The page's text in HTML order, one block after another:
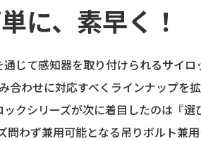
に、素早く！
じて感知器を取り付けられるサイロ
合わせに対応すべくラインナップを拡
クシリーズが次に着目したのは『選
わず兼用可能となる吊りボルト兼用